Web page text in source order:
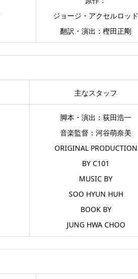
ジョージ・アクセルロッド
翻訳・演出：樫田正剛
主なスタッフ
脚本・演出：荻田浩一
音楽監督：河谷萌奈美
ORIGINAL PRODUCTION
BY C101
MUSIC BY
SOO HYUN HUH
BOOK BY
JUNG HWA CHOO